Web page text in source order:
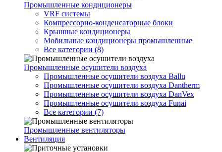
Промышленные кондиционеры
VRF системы
Компрессорно-конденсаторные блоки
Крышные кондиционеры
Мобильные кондиционеры промышленные
Все категории (8)
Промышленные осушители воздуха
Промышленные осушители воздуха Ballu
Промышленные осушители воздуха Dantherm
Промышленные осушители воздуха DanVex
Промышленные осушители воздуха Funai
Все категории (7)
Промышленные вентиляторы
Вентиляция